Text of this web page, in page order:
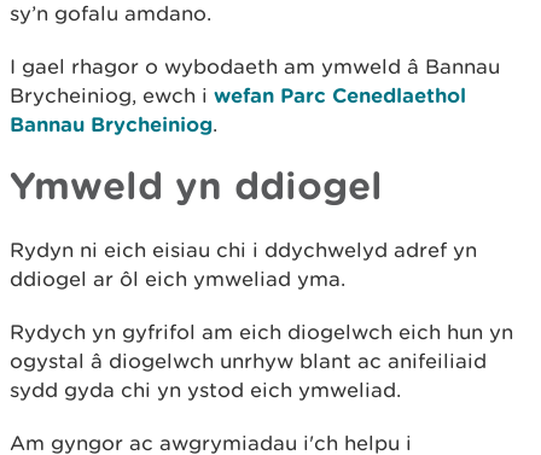
sy’n gofalu amdano.
I gael rhagor o wybodaeth am ymweld â Bannau
Brycheiniog, ewch i wefan Parc Cenedlaethol
Bannau Brycheiniog.
Ymweld yn ddiogel
Rydyn ni eich eisiau chi i ddychwelyd adref yn
ddiogel ar ôl eich ymweliad yma.
Rydych yn gyfrifol am eich diogelwch eich hun yn
ogystal â diogelwch unrhyw blant ac anifeiliaid
sydd gyda chi yn ystod eich ymweliad.
Am gyngor ac awgrymiadau i'ch helpu i